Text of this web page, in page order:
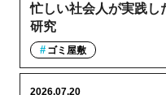
忙しい社会人が実践し
研究
ゴミ屋敷
2026.07.20